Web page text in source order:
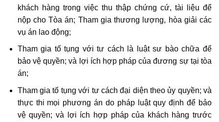
khách hàng trong việc thu thập chứng cứ, tài liệu để
nộp cho Tòa án; Tham gia thương lượng, hòa giải các
vụ án lao động;
Tham gia tố tụng với tư cách là luật sư bào chữa để
bảo vệ quyền; và lợi ích hợp pháp của đương sự tại tòa
án;
Tham gia tố tụng với tư cách đại diện theo ủy quyền; và
thực thi mọi phương án do pháp luật quy định để bảo
vệ quyền; và lợi ích hợp pháp của khách hàng trước